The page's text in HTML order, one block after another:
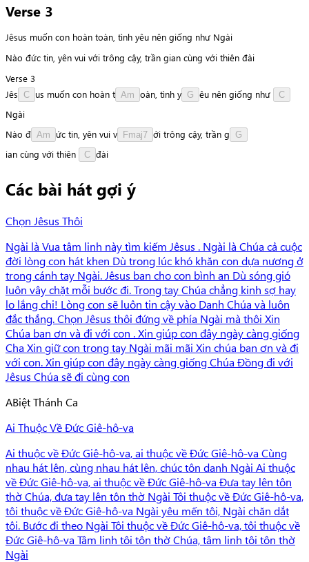
Verse 3
Jêsus muốn con hoàn toàn, tình yêu nên giống như Ngài
Nào đức tin, yên vui với trông cậy, trần gian cùng với thiên đài
Verse 3
Jês C us muốn con hoàn t Am oàn tình y G êu nên giống như C
Ngài
Nào đ Am ức tin, yên vui v Fmaj7 ới trông cậy, trần g G
ian cùng với thiên C đài
Các bài hát gợi ý
Chọn Jêsus Thôi
Ngài là Vua tâm linh này tìm kiếm Jêsus . Ngài là Chúa cả cuộc
đời lòng con hát khen Dù trong lúc khó khăn con dựa nương ở
trong cánh tay Ngài. Jêsus ban cho con bình an Dù sóng gió
luôn vây chặt mỗi bước đi. Trong tay Chúa chẳng kinh sợ hay
lo lắng chi! Lòng con sẽ luôn tin cậy vào Danh Chúa và luôn
đắc thắng. Chọn Jêsus thôi đứng về phía Ngài mà thôi Xin
Chúa ban ơn và đi với con . Xin giúp con đây ngày càng giống
Cha Xin giữ con trong tay Ngài mãi mãi Xin chúa ban ơn và đi
với con. Xin giúp con đây ngày càng giống Chúa Đồng đi với
Jêsus Chúa sẽ đi cùng con
ABiệt Thánh Ca
Ai Thuộc Về Đức Giê-hô-va
Ai thuộc về Đức Giê-hô-va, ai thuộc về Đức Giê-hô-va Cùng
nhau hát lên, cùng nhau hát lên, chúc tôn danh Ngài Ai thuộc
về Đức Giê-hô-va, ai thuộc về Đức Giê-hô-va Đưa tay lên tôn
thờ Chúa, đưa tay lên tôn thờ Ngài Tôi thuộc về Đức Giê-hô-va,
tôi thuộc về Đức Giê-hô-va Ngài yêu mến tôi, Ngài chăn dắt
tôi. Bước đi theo Ngài Tôi thuộc về Đức Giê-hô-va, tôi thuộc về
Đức Giê-hô-va Tâm linh tôi tôn thờ Chúa, tâm linh tôi tôn thờ
Ngài